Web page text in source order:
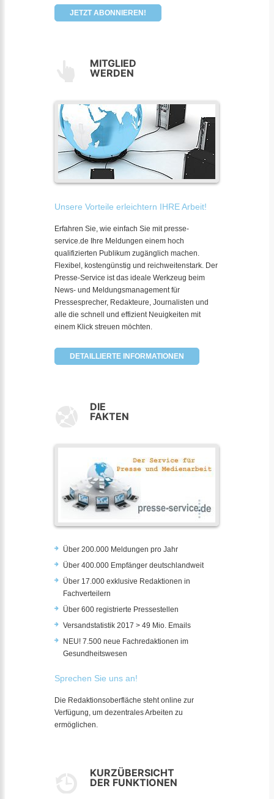
JETZT ABONNIEREN!
MITGLIED
WERDEN
Unsere Vorteile erleichtern IHRE Arbeit!
Erfahren Sie, wie einfach Sie mit presse-
service.de Ihre Meldungen einem hoch
qualifizierten Publikum zugänglich machen.
Flexibel, kostengünstig und reichweitenstark. Der
Presse-Service ist das ideale Werkzeug beim
News- und Meldungsmanagement für
Pressesprecher, Redakteure, Journalisten und
alle die schnell und effizient Neuigkeiten mit
einem Klick streuen möchten.
DETAILLIERTE INFORMATIONEN
DIE
FAKTEN
Über 200.000 Meldungen pro Jahr
Über 400.000 Empfänger deutschlandweit
Über 17.000 exklusive Redaktionen in
Fachverteilern
Über 600 registrierte Pressestellen
Versandstatistik 2017 > 49 Mio. Emails
NEU! 7.500 neue Fachredaktionen im
Gesundheitswesen
Sprechen Sie uns an!
Die Redaktionsoberfläche steht online zur
Verfügung, um dezentrales Arbeiten zu
ermöglichen.
KURZÜBERSICHT
DER FUNKTIONEN